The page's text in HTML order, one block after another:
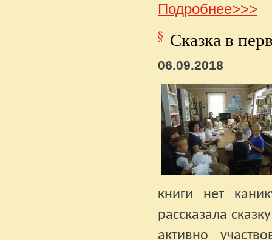
Подробнее>>>
Сказка в
06.09.2018
книги нет
рассказала
активно